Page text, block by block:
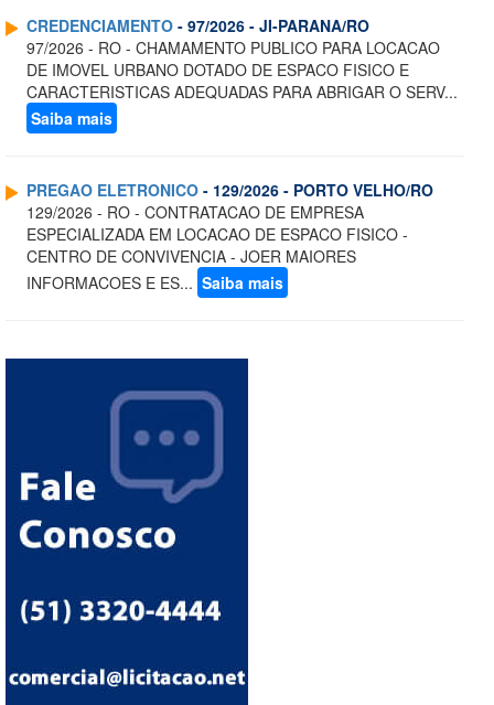
CREDENCIAMENTO - 97/2026 - JI-PARANA/RO
97/2026 - RO - CHAMAMENTO PUBLICO PARA LOCACAO
DE IMOVEL URBANO DOTADO DE ESPACO FISICO E
CARACTERISTICAS ADEQUADAS PARA ABRIGAR O SERV...
Saiba mais
PREGAO ELETRONICO - 129/2026 - PORTO VELHO/RO
129/2026 - RO - CONTRATACAO DE EMPRESA
ESPECIALIZADA EM LOCACAO DE ESPACO FISICO -
CENTRO DE CONVIVENCIA - JOER MAIORES
INFORMACOES E ES... Saiba mais